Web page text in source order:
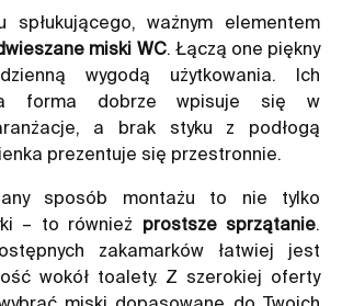
spłukującego, ważnym elementem
miski WC. Łączą one piękny
wygodą użytkowania. Ich
forma dobrze wpisuje się w
a brak styku z podłogą
prezentuje się przestronnie.
sposób montażu to nie tylko
– to również prostsze sprzątanie
zakamarków łatwiej jest
wokół toalety. Z szerokiej oferty